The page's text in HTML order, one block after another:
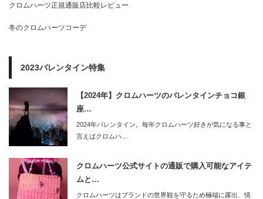
クロムハーツ正規通販店比較レビュー
冬のクロムハーツコーデ
2023バレンタイン特集
【2024年】クロムハーツのバレンタインチョコ銀
座…
2024年バレンタイン。毎年クロムハーツ好きが気になる事と
言えばクロムハ…
クロムハーツ公式サイトの通販で購入可能なアイテ
ムと…
クロムハーツはブランドの世界観を守るため極端に露出、情